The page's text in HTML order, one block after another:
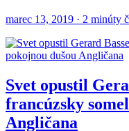
marec 13, 2019 · 2 minúty
Svet opustil
francúzsky
Angličana